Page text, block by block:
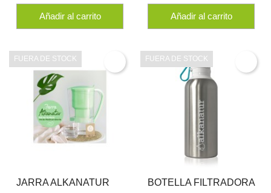
Añadir al carrito Añadir al carrito
JARRA ALKANATUR
FUERA DE STOCK
BOTELLA FILTRADORA
FUERA DE STOCK